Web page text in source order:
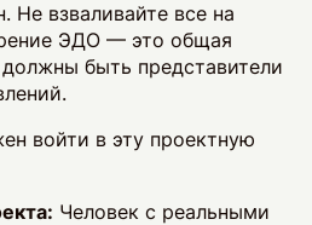
Не взваливайте все на
ЭДО — это общая
быть представители
войти в эту проектную
Человек с реальными